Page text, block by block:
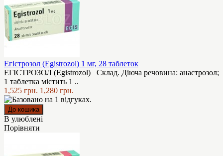
Егістрозол (Egistrozol) 1 мг, 28 таблеток
ЕГІСТРОЗОЛ (Egistrozol) Склад. Діюча речовина: анастрозол;
1 таблетка містить 1 ..
1,525 грн. 1,280 грн.
В улюблені
Порівняти